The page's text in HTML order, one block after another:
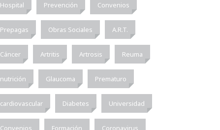
Hospital Prevención Convenios
Prepagas Obras Sociales A.R.T.
Cáncer Artritis Artrosis Reuma
nutrición Glaucoma Prematuro
cardiovascular Diabetes Universidad
Convenios Formación Coronavirus